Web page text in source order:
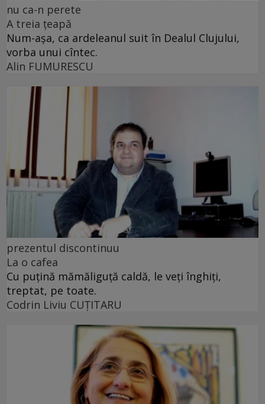
nu ca-n perete
A treia țeapă
Num-așa, ca ardeleanul suit în Dealul Clujului,
vorba unui cîntec.
Alin FUMURESCU
prezentul discontinuu
La o cafea
Cu puţină mămăliguţă caldă, le veţi înghiţi,
treptat, pe toate.
Codrin Liviu CUŢITARU